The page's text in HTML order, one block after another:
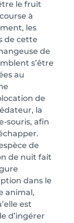
le fruit
à
les
de cette
de
s’être
au
de
la
souris, afin
de
de nuit fait
dans le
animal,
est
d’ingérer